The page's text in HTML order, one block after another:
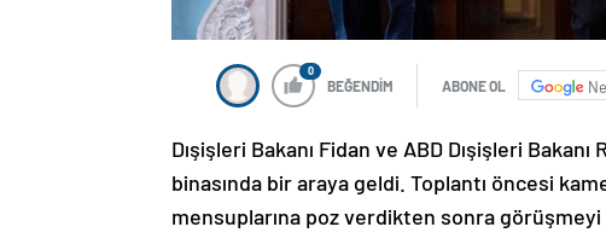
binasında bir araya geldi. Toplantı öncesi
mensuplarına poz verdikten sonra